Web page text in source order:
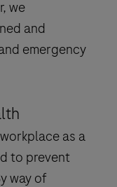
we
and
emergency
as a
to prevent
way of